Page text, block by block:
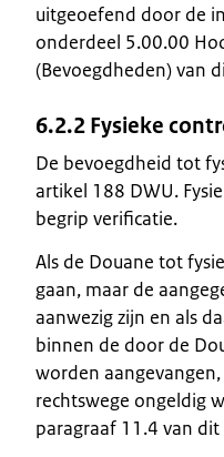
uitgeoefend door de
onderdeel 5.00.00
(Bevoegdheden) van
6.2.2 Fysieke
De bevoegdheid tot
artikel 188 DWU.
begrip verificatie.
Als de Douane tot
gaan, maar de
aanwezig zijn en als
binnen de door de
worden
rechtswege ongeldig
paragraaf 11.4 van